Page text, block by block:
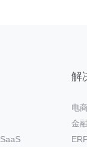
解
电
金